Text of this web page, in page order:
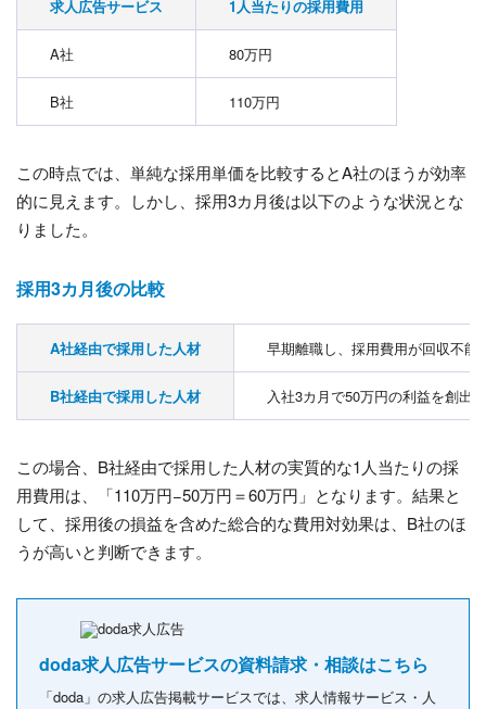
求人広告サービス 1人当たりの採用費用
A社 80万円
B社 110万円
この時点では、単純な採用単価を比較するとA社のほうが効率
的に見えます。しかし、採用3カ月後は以下のような状況とな
りました。
採用3カ月後の比較
A社経由で採用した人材 早期離職し、採用費用が回収不能
B社経由で採用した人材 入社3カ月で50万円の利益を創出
この場合、B社経由で採用した人材の実質的な1人当たりの採
用費用は、「110万円−50万円＝60万円」となります。結果と
して、採用後の損益を含めた総合的な費用対効果は、B社のほ
うが高いと判断できます。
doda求人広告サービスの資料請求・相談はこちら
「doda」の求人広告掲載サービスでは、求人情報サービス・人